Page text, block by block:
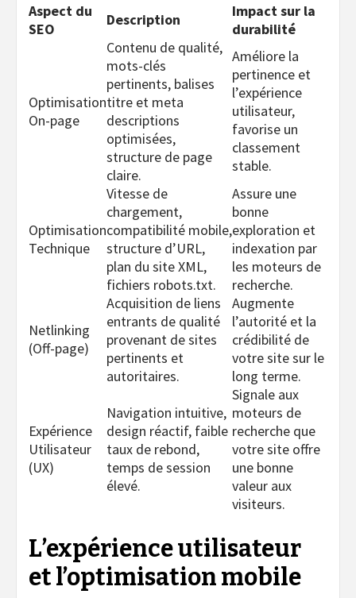
Aspect du
SEO
Description
Impact sur la
durabilité
Optimisation
On-page
Contenu de qualité,
mots-clés
pertinents, balises
titre et meta
descriptions
optimisées,
structure de page
claire.
Améliore la
pertinence et
l’expérience
utilisateur,
favorise un
classement
stable.
Optimisation
Technique
Vitesse de
chargement,
compatibilité mobile,
structure d’URL,
plan du site XML,
fichiers robots.txt.
Assure une
bonne
exploration et
indexation par
les moteurs de
recherche.
Netlinking
(Off-page)
Acquisition de liens
entrants de qualité
provenant de sites
pertinents et
autoritaires.
Augmente
l’autorité et la
crédibilité de
votre site sur le
long terme.
Expérience
Utilisateur
(UX)
Navigation intuitive,
design réactif, faible
taux de rebond,
temps de session
élevé.
Signale aux
moteurs de
recherche que
votre site offre
une bonne
valeur aux
visiteurs.
L’expérience utilisateur
et l’optimisation mobile